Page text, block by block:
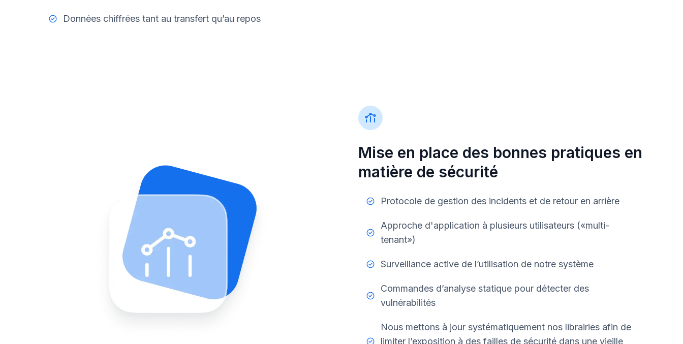
Données chiffrées tant au transfert qu’au repos
Mise en place des bonnes pratiques en
matière de sécurité
Protocole de gestion des incidents et de retour en arrière
Approche d'application à plusieurs utilisateurs («multi-
tenant»)
Surveillance active de l’utilisation de notre système
Commandes d’analyse statique pour détecter des
vulnérabilités
Nous mettons à jour systématiquement nos librairies afin de
limiter l’exposition à des failles de sécurité dans une vieille